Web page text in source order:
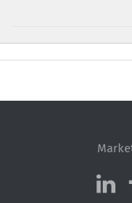
Datenschutz – ganz